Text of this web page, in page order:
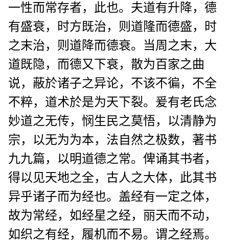
一性而常存者，此也。夫道有升降，德
有盛衰，时方既治，则道隆而德盛，时
之末治，则道降而德衰。当周之末，大
道既隐，而德又下衰，散为百家之曲
说，蔽於诸子之异论，不该不徧，不全
不粹，道术於是为天下裂。爰有老氏念
妙道之无传，悯生民之莫悟，以清静为
宗，以无为为本，法自然之极数，著书
九九篇，以明道德之常。俾诵其书者，
得以见天地之全，古人之大体，此其书
异乎诸子而为经也。盖经有一定之体，
故为常经，如经星之经，丽天而不动，
如织之有经，履机而不易。谓之经焉。